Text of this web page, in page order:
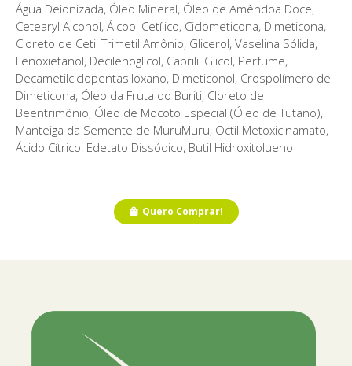
Água Deionizada, Óleo Mineral, Óleo de Amêndoa Doce,
Cetearyl Alcohol, Álcool Cetílico, Ciclometicona, Dimeticona,
Cloreto de Cetil Trimetil Amônio, Glicerol, Vaselina Sólida,
Fenoxietanol, Decilenoglicol, Caprilil Glicol, Perfume,
Decametilciclopentasiloxano, Dimeticonol, Crospolímero de
Dimeticona, Óleo da Fruta do Buriti, Cloreto de
Beentrimônio, Óleo de Mocoto Especial (Óleo de Tutano),
Manteiga da Semente de MuruMuru, Octil Metoxicinamato,
Ácido Cítrico, Edetato Dissódico, Butil Hidroxitolueno
Quero Comprar!